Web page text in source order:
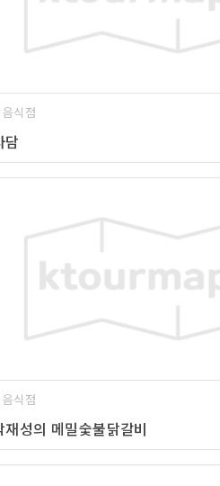
식점
담
식점
재성의 메밀숯불닭갈비